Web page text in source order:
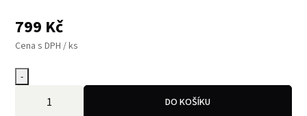
799 Kč
Cena s DPH / ks
-
DO KOŠÍKU